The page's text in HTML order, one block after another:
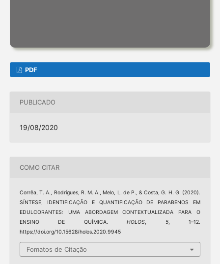
PDF
PUBLICADO
19/08/2020
COMO CITAR
Corrêa, T. A., Rodrigues, R. M. A., Melo, L. de P., & Costa, G. H. G. (2020).
SÍNTESE, IDENTIFICAÇÃO E QUANTIFICAÇÃO DE PARABENOS EM
EDULCORANTES: UMA ABORDAGEM CONTEXTUALIZADA PARA O
ENSINO DE QUÍMICA.HOLOS, 5, 1–12.
https://doi.org/10.15628/holos.2020.9945
Fomatos de Citação